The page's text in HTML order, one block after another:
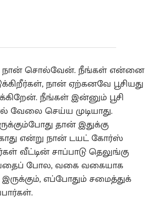
நான் சொல்வேன். நீங்கள் என்னை
நான் ஏற்கனவே பூசியது
நீங்கள் இன்னும் பூசி
வேலை செய்ய முடியாது.
தான் இதுக்கு
என்று நான் டயட் கோர்ஸ்
வீட்டின் சாப்பாடு தெலுங்கு
போல, வகை வகையாக
எப்போதும் சமைத்துக்